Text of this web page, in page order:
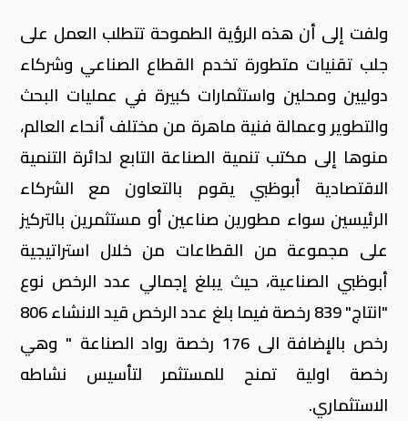
ولفت إلى أن هذه الرؤية الطموحة تتطلب العمل على
جلب تقنيات متطورة تخدم القطاع الصناعي وشركاء
دوليين ومحلين واستثمارات كبيرة في عمليات البحث
والتطوير وعمالة فنية ماهرة من مختلف أنحاء العالم،
منوها إلى مكتب تنمية الصناعة التابع لدائرة التنمية
الاقتصادية أبوظبي يقوم بالتعاون مع الشركاء
الرئيسين سواء مطورين صناعين أو مستثمرين بالتركيز
على مجموعة من القطاعات من خلال استراتيجية
أبوظبي الصناعية، حيث يبلغ إجمالي عدد الرخص نوع
"انتاج" 839 رخصة فيما بلغ عدد الرخص قيد الانشاء 806
رخص بالإضافة الى 176 رخصة رواد الصناعة " وهي
رخصة اولية تمنح للمستثمر لتأسيس نشاطه
الاستثماري.